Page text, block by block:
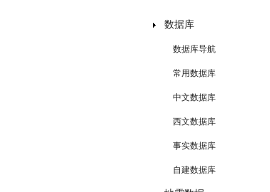
数据库
数据库导航
常用数据库
中文数据库
西文数据库
事实数据库
自建数据库